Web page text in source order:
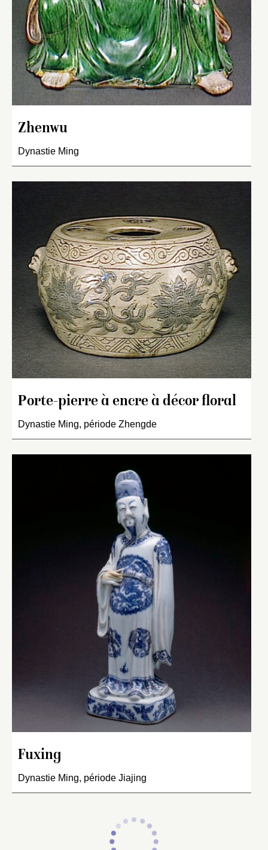
Zhenwu
Dynastie Ming
Porte-pierre à encre à décor floral
Dynastie Ming, période Zhengde
Fuxing
Dynastie Ming, période Jiajing